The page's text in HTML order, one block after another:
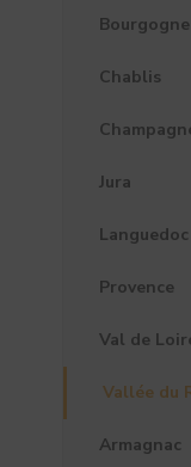
Chablis
Jura
Languedoc
Provence
Val de
Vallée du
Armagnac